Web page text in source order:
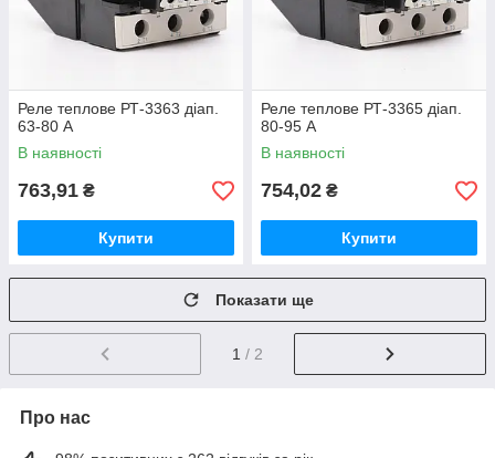
Реле теплове РТ-3363 діап.
63-80 А
В наявності
763,91 ₴
Купити
Реле теплове РТ-3365 діап.
80-95 А
В наявності
754,02 ₴
Купити
Показати ще
1 / 2
Про нас